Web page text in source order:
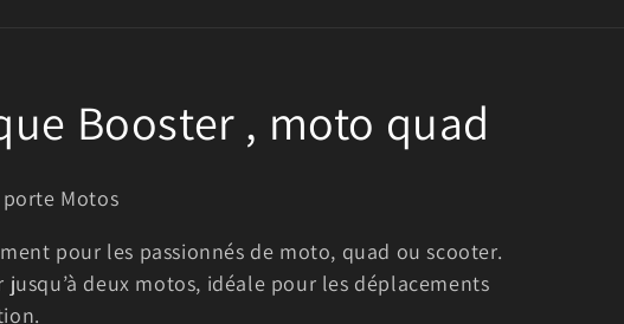
Booster , moto quad
Motos
pour les passionnés de moto, quad ou scooter.
deux motos, idéale pour les déplacements